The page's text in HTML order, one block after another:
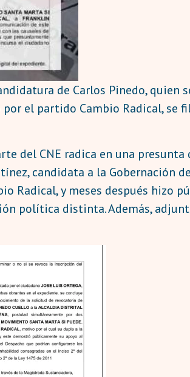
de Carlos Pinedo, quien
por el partido Cambio Radical, se
del CNE radica en una
candidata a la Gobernación
Radical, y meses después hizo
política distinta. Además,